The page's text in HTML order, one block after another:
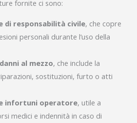
fornite ci sono:
di responsabilità civile, che copre
personali durante l’uso della
al mezzo, che include la
sostituzioni, furto o atti
infortuni operatore, utile a
medici e indennità in caso di